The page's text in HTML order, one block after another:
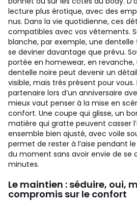
lecture plus érotique, avec des
nus. Dans la vie quotidienne, ces
compatibles avec vos vêtements.
blanche, par exemple, une
se deviner davantage que prévu.
portée en homewear, en revanche,
dentelle noire peut devenir un
visible, mais très présent pour vous.
partenaire lors d’un anniversaire
mieux vaut penser à la mise en
confort. Une coupe qui glisse, un
matière qui gratte peuvent casser
ensemble bien ajusté, avec voile
permet de rester à l’aise pendant
du moment sans avoir envie de se
minutes.
Le maintien : séduire, oui,
compromis sur le confort